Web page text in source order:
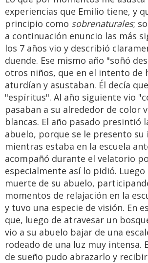
experiencias que Emilio tiene, y
principio como sobrenaturales;
a continuación enuncio las más
los 7 años vio y describió
duende. Ese mismo año "soñó
otros niños, que en el intento de
aturdían y asustaban. Él decía
"espíritus". Al año siguiente vio
pasaban a su alrededor de color
blancas. El año pasado presintió
abuelo, porque se le presento su
mientras estaba en la escuela
acompañó durante el velatorio
especialmente así lo pidió. Luego
muerte de su abuelo,
momentos de relajación en la
y tuvo una especie de visión. En
que, luego de atravesar un
vio a su abuelo bajar de una
rodeado de una luz muy intensa.
de sueño pudo abrazarlo y